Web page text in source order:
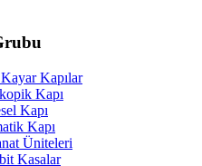
Kapılar
Kapı
Kapı
Kapı
Üniteleri
Kasalar